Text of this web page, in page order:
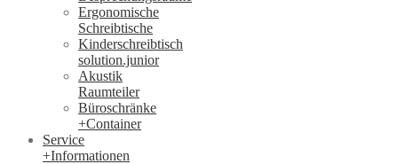
Ergonomische
Schreibtische
Kinderschreibtisch
solution.junior
Akustik
Raumteiler
Büroschränke
+Container
Service
+Informationen